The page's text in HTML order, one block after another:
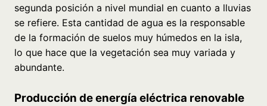
segunda posición a nivel mundial en cuanto a lluvias
se refiere. Esta cantidad de agua es la responsable
de la formación de suelos muy húmedos en la isla,
lo que hace que la vegetación sea muy variada y
abundante.
Producción de energía eléctrica renovable